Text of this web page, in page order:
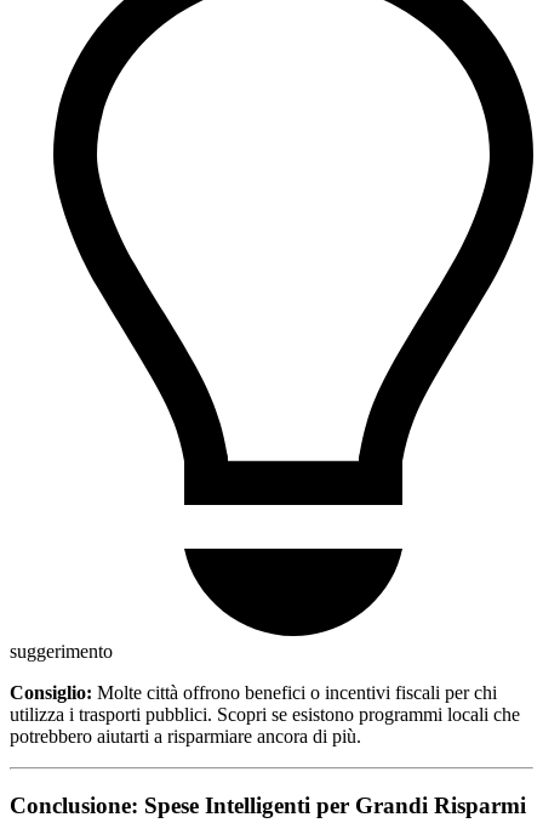
suggerimento
Consiglio: Molte città offrono benefici o incentivi fiscali per chi
utilizza i trasporti pubblici. Scopri se esistono programmi locali che
potrebbero aiutarti a risparmiare ancora di più.
Conclusione: Spese Intelligenti per Grandi Risparmi